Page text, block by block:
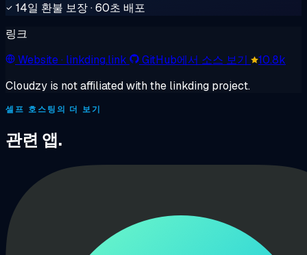
14일 환불 보장 · 60초 배포
링크
Website· linkding.link GitHub에서 소스 보기
10.8k
Cloudzy is not affiliated with the linkding project.
셀프 호스팅의 더 보기
관련 앱.